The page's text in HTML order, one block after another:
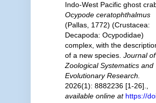
Indo‐West Pacific ghost
Ocypode ceratophthalmus
(Pallas, 1772) (Crustacea:
Decapoda: Ocypodidae)
complex, with the
of a new species. Journal of
Zoological Systematics and
Evolutionary Research.
2026(1): 8882236 [1-26].
available online at https://